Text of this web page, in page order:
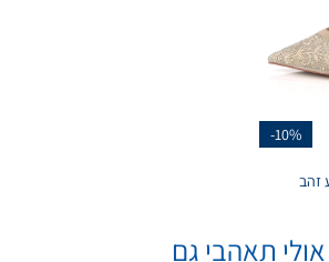
-10%
אולי תאהבי גם